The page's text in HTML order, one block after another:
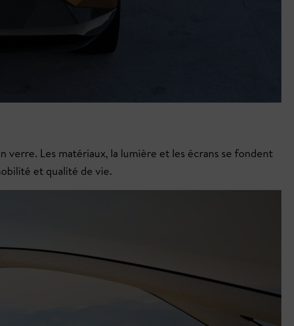
Les matériaux, la lumière et les écrans se fondent
et qualité de vie.